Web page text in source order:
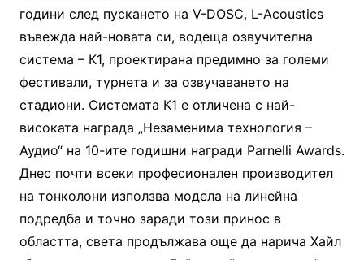
години след пускането на V-DOSC, L-Acoustics
въвежда най-новата си, водеща озвучителна
система – К1, проектирана предимно за големи
фестивали, турнета и за озвучаването на
стадиони. Системата К1 е отличена с най-
високата награда „Незаменима технология –
Аудио“ на 10-ите годишни награди Parnelli Awards.
Днес почти всеки професионален производител
на тонколони използва модела на линейна
подредба и точно заради този принос в
областта, света продължава още да нарича Хайл